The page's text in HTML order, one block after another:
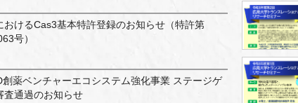
おけるCas3基本特許登録のお知らせ（特許第
号）
創薬ベンチャーエコシステム強化事業 ステージゲ
査通過のお知らせ